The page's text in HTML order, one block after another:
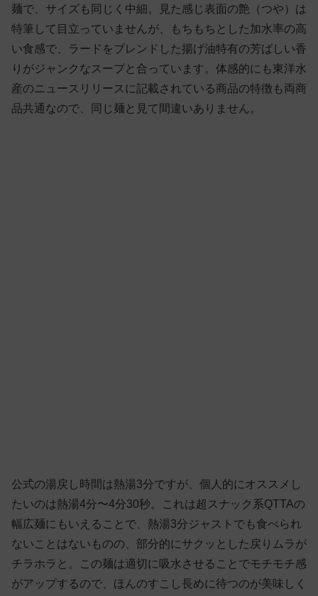
麺で、サイズも同じく中細。見た感じ表面の艶（つや）は
特筆して目立っていませんが、もちもちとした加水率の高
い食感で、ラードをブレンドした揚げ油特有の芳ばしい香
りがジャンクなスープと合っています。体感的にも東洋水
産のニュースリリースに記載されている商品の特徴も両商
品共通なので、同じ麺と見て間違いありません。
公式の湯戻し時間は熱湯3分ですが、個人的にオススメし
たいのは熱湯4分〜4分30秒。これは超スナック系QTTAの
幅広麺にもいえることで、熱湯3分ジャストでも食べられ
ないことはないものの、部分的にサクッとした戻りムラが
チラホラと。この麺は適切に吸水させることでモチモチ感
がアップするので、ほんのすこし長めに待つのが美味しく